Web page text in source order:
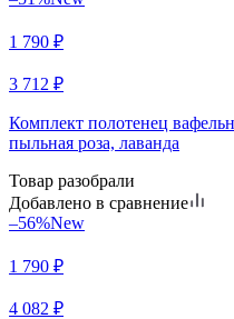
1 790 ₽
3 712 ₽
Комплект полотенец
пыльная роза, лаванда
Товар разобрали
Добавлено в сравнение
–56%New
1 790 ₽
4 082 ₽